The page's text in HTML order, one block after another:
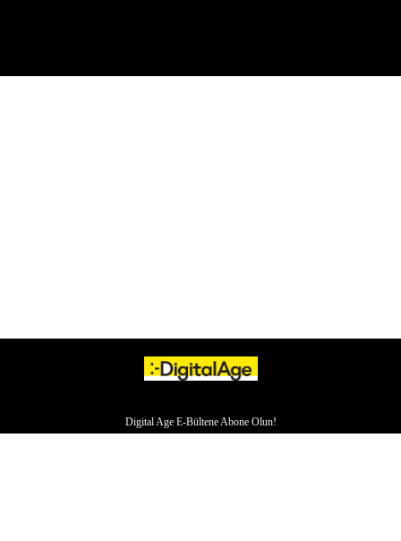
Digital Age E-Bültene Abone Olun!